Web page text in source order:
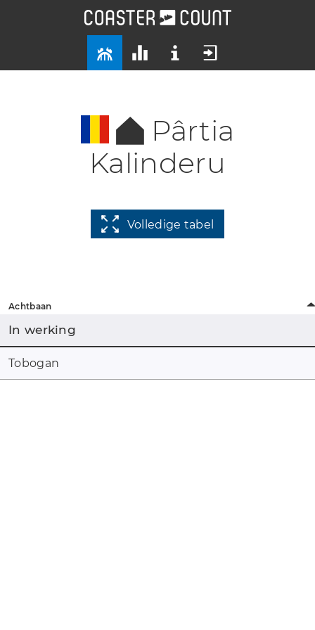
Pârtia
Kalinderu
Volledige tabel
Achtbaan
In werking
Tobogan